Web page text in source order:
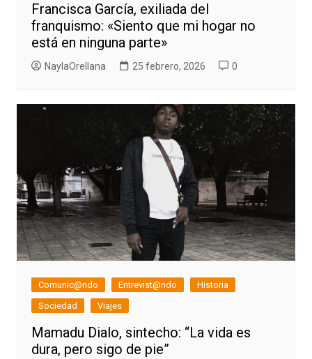
Francisca García, exiliada del
franquismo: «Siento que mi hogar no
está en ninguna parte»
NaylaOrellana 25 febrero, 2026 0
Comunic@ndo Entrevist@ndo
Historia
Sociedad
Viajes
Mamadu Dialo, sintecho: “La vida es
dura, pero sigo de pie”